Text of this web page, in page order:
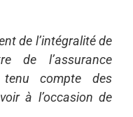
de l’intégralité de
de l’assurance
compte des
à l’occasion de